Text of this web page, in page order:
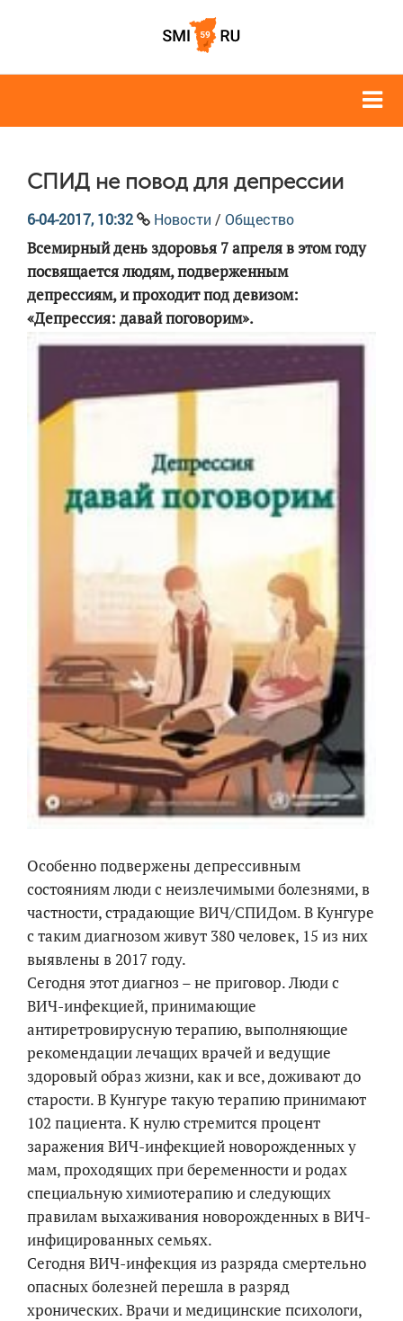
СПИД не повод для депрессии
6-04-2017, 10:32 Новости / Общество
Всемирный день здоровья 7 апреля в этом году
посвящается людям, подверженным
депрессиям, и проходит под девизом:
«Депрессия: давай поговорим».
Особенно подвержены депрессивным
состояниям люди с неизлечимыми болезнями, в
частности, страдающие ВИЧ/СПИДом. В Кунгуре
с таким диагнозом живут 380 человек, 15 из них
выявлены в 2017 году.
Сегодня этот диагноз – не приговор. Люди с
ВИЧ-инфекцией, принимающие
антиретровирусную терапию, выполняющие
рекомендации лечащих врачей и ведущие
здоровый образ жизни, как и все, доживают до
старости. В Кунгуре такую терапию принимают
102 пациента. К нулю стремится процент
заражения ВИЧ-инфекцией новорожденных у
мам, проходящих при беременности и родах
специальную химиотерапию и следующих
правилам выхаживания новорожденных в ВИЧ-
инфицированных семьях.
Сегодня ВИЧ-инфекция из разряда смертельно
опасных болезней перешла в разряд
хронических. Врачи и медицинские психологи,